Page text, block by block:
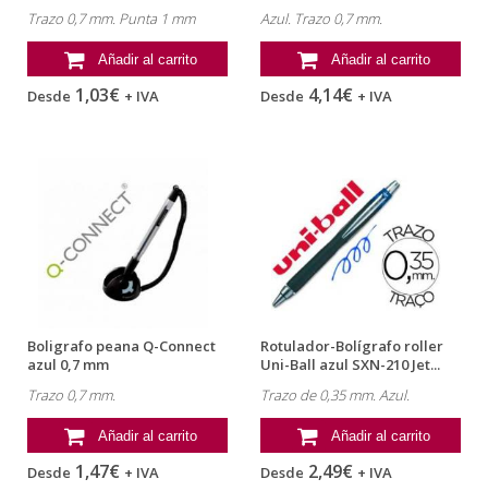
Trazo 0,7 mm. Punta 1 mm
Añadir al carrito
Desde 1,03€ + IVA
Azul. Trazo 0,7 mm.
Añadir al carrito
Desde 4,14€ + IVA
Boligrafo peana Q-Connect
azul 0,7 mm
Trazo 0,7 mm.
Añadir al carrito
Desde 1,47€ + IVA
Rotulador-Bolígrafo roller
Uni-Ball azul SXN-210 Jet...
Trazo de 0,35 mm. Azul.
Añadir al carrito
Desde 2,49€ + IVA